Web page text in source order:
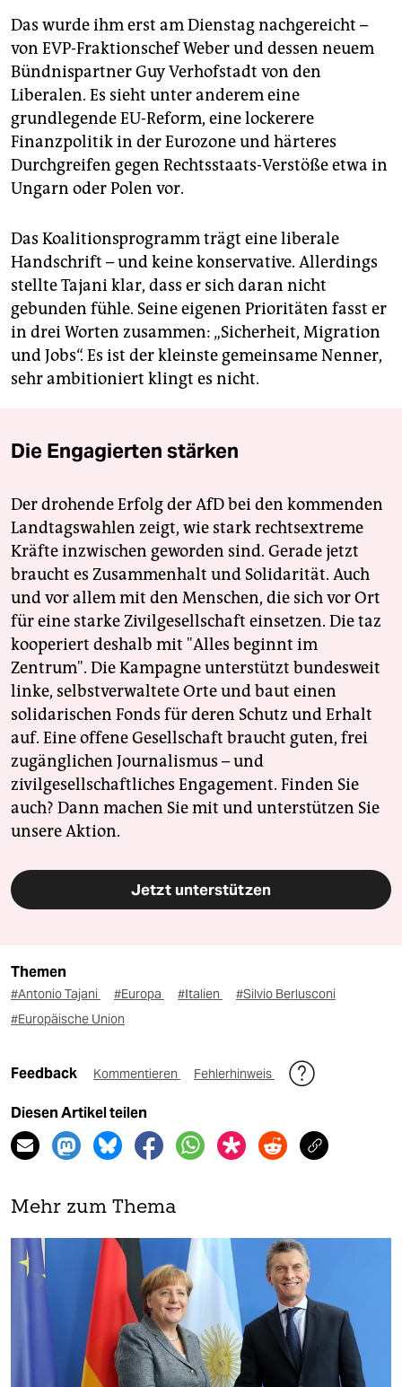
Das wurde ihm erst am Dienstag nachgereicht –
von EVP-Fraktionschef Weber und dessen neuem
Bündnispartner Guy Verhofstadt von den
Liberalen. Es sieht unter anderem eine
grundlegende EU-Reform, eine lockerere
Finanzpolitik in der Eurozone und härteres
Durchgreifen gegen Rechtsstaats-Verstöße etwa in
Ungarn oder Polen vor.
Das Koalitionsprogramm trägt eine liberale
Handschrift – und keine konservative. Allerdings
stellte Tajani klar, dass er sich daran nicht
gebunden fühle. Seine eigenen Prioritäten fasst er
in drei Worten zusammen: „Sicherheit, Migration
und Jobs“. Es ist der kleinste gemeinsame Nenner,
sehr ambitioniert klingt es nicht.
Die Engagierten stärken
Der drohende Erfolg der AfD bei den kommenden
Landtagswahlen zeigt, wie stark rechtsextreme
Kräfte inzwischen geworden sind. Gerade jetzt
braucht es Zusammenhalt und Solidarität. Auch
und vor allem mit den Menschen, die sich vor Ort
für eine starke Zivilgesellschaft einsetzen. Die taz
kooperiert deshalb mit "Alles beginnt im
Zentrum". Die Kampagne unterstützt bundesweit
linke, selbstverwaltete Orte und baut einen
solidarischen Fonds für deren Schutz und Erhalt
auf. Eine offene Gesellschaft braucht guten, frei
zugänglichen Journalismus – und
zivilgesellschaftliches Engagement. Finden Sie
auch? Dann machen Sie mit und unterstützen Sie
unsere Aktion.
Jetzt unterstützen
Themen
#Antonio Tajani #Europa #Italien
#Silvio Berlusconi
#Europäische Union
Feedback Kommentieren Fehlerhinweis
Diesen Artikel teilen
Mehr zum Thema